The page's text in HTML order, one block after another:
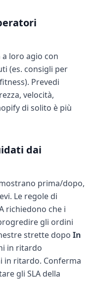
loro agio con
(es. consigli per
Prevedi
velocità,
di solito è più
dai
prima/dopo,
Le regole di
richiedono che i
gli ordini
strette dopo In
in ritardo
in ritardo. Conferma
gli SLA della